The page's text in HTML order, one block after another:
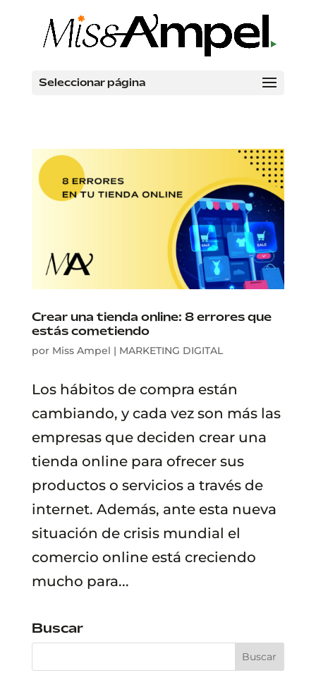
Seleccionar página
Crear una tienda online: 8 errores que
estás cometiendo
por Miss Ampel | MARKETING DIGITAL
Los hábitos de compra están
cambiando, y cada vez son más las
empresas que deciden crear una
tienda online para ofrecer sus
productos o servicios a través de
internet. Además, ante esta nueva
situación de crisis mundial el
comercio online está creciendo
mucho para...
Buscar